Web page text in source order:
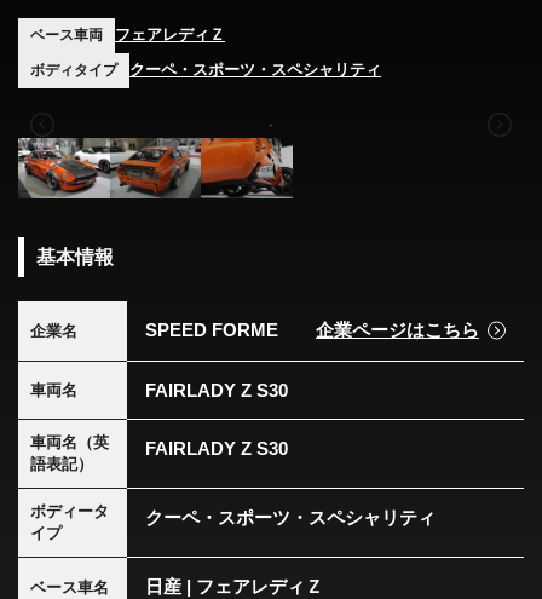
ベース車両 フェアレディＺ
ボディタイプ クーペ・スポーツ・スペシャリティ
基本情報
企業名 SPEED FORME 企業ページはこちら
車両名 FAIRLADY Z S30
車両名（英
語表記）
FAIRLADY Z S30
ボディータ
イプ
クーペ・スポーツ・スペシャリティ
ベース車名 日産 | フェアレディＺ